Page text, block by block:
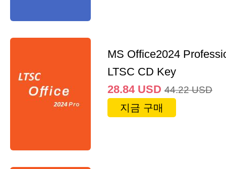
MS Office2024
LTSC CD Key
28.84 USD 44.22 USD
지금 구매